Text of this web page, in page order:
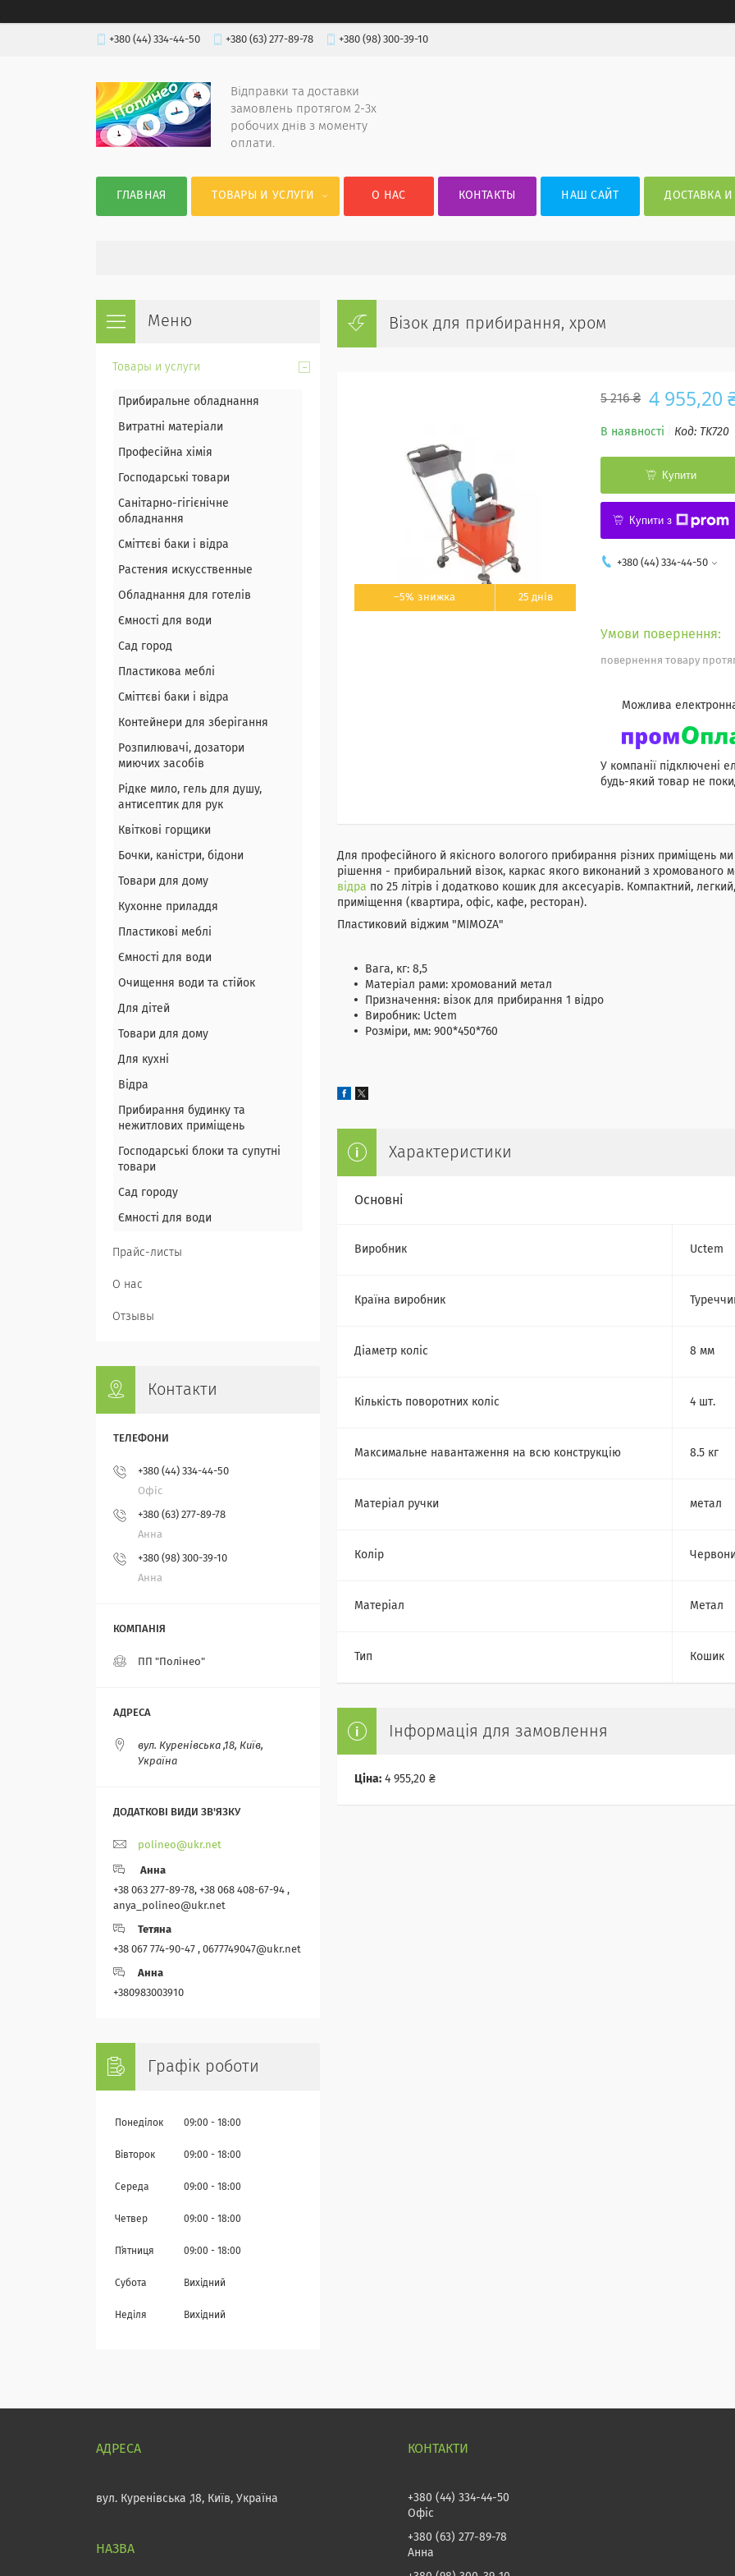
+380 (44) 334-44-50 +380 (63) 277-89-78 +380 (98) 300-39-10
Відправки та доставки
замовлень протягом 2-3х
робочих днів з моменту
оплати.
ГЛАВНАЯ ТОВАРЫ И УСЛУГИ О НАС КОНТАКТЫ НАШ САЙТ ДОСТАВКА И
Візок для прибирання, хром
–5% 25 днів
5 216 ₴ 4 955,20
В наявності Код: TK720
Купити
Купити з
+380 (44) 334-44-50
повернення товару
У компанії підключені
будь-який товар не
Для професійного й якісного вологого прибирання різних приміщень
рішення - прибиральний візок, каркас якого виконаний з хромованого
відра по 25 літрів і додатково кошик для аксесуарів. Компактний,
приміщення (квартира, офіс, кафе, ресторан).
Пластиковий віджим "MIMOZA"
Вага, кг: 8,5
Матеріал рами: хромований метал
Призначення: візок для прибирання 1 відро
Виробник: Uctem
Розміри, мм: 900*450*760
Характеристики
Основні
Виробник Uctem
Країна виробник
Діаметр коліс 8 мм
Кількість поворотних коліс 4 шт.
Максимальне навантаження на всю конструкцію 8.5 кг
Матеріал ручки метал
Колір
Матеріал Метал
Тип Кошик
Інформація для замовлення
Ціна: 4 955,20 ₴
Товары и услуги
Прибиральне обладнання
Витратні матеріали
Професійна хімія
Господарські товари
Санітарно-гігієнічне
обладнання
Сміттєві баки і відра
Растения искусственные
Обладнання для готелів
Ємності для води
Сад город
Пластикова меблі
Сміттєві баки і відра
Контейнери для зберігання
Розпилювачі, дозатори
миючих засобів
Рідке мило, гель для душу,
антисептик для рук
Квіткові горщики
Бочки, каністри, бідони
Товари для дому
Кухонне приладдя
Пластикові меблі
Ємності для води
Очищення води та стійок
Для дітей
Товари для дому
Для кухні
Відра
Прибирання будинку та
нежитлових приміщень
Господарські блоки та супутні
товари
Сад городу
Ємності для води
Прайс-листы
О нас
Отзывы
Контакти
+380 (44) 334-44-50
Офіс
+380 (63) 277-89-78
Анна
+380 (98) 300-39-10
Анна
ПП "Полінео"
вул. Куренівська ,18, Київ,
Україна
polineo@ukr.net
Анна
+38 063 277-89-78, +38 068 408-67-94 ,
anya_polineo@ukr.net
Тетяна
+38 067 774-90-47 , 0677749047@ukr.net
Анна
+380983003910
Графік роботи
Понеділок 09:00 18:00
Вівторок 09:00 18:00
Середа 09:00 18:00
Четвер 09:00 18:00
Пʼятниця 09:00 18:00
Субота Вихідний
Неділя Вихідний
вул. Куренівська ,18, Київ, Україна
+380 (44) 334-44-50
Офіс
+380 (63) 277-89-78
Анна